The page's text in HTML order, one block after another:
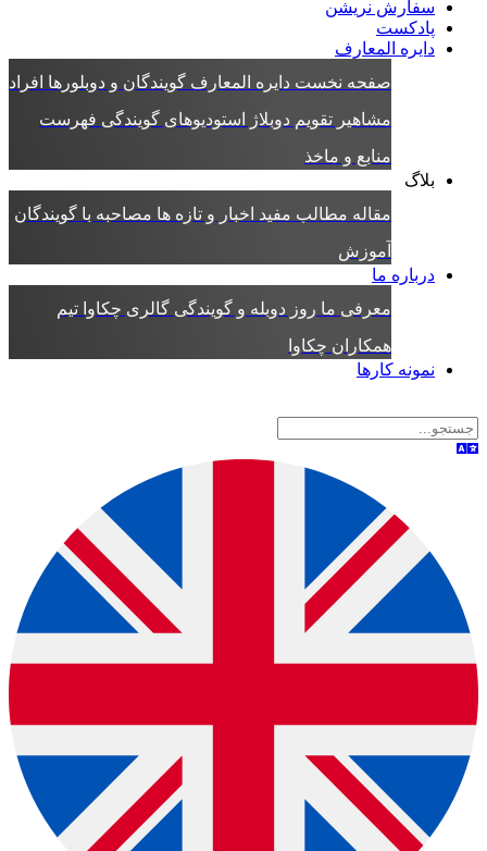
سفارش نریشن
پادکست
دایره المعارف
صفحه نخست دایره المعارفگویندگان و دوبلورهاافراد
مشاهیرتقویم دوبلاژاستودیوهای گویندگیفهرست
منابع و ماخذ
بلاگ
مقالهمطالب مفیداخبار و تازه ها مصاحبه با گویندگان
آموزش
درباره ما
معرفی ماروز دوبله و گویندگیگالری چکاواتیم
همکاران چکاوا
نمونه کارها